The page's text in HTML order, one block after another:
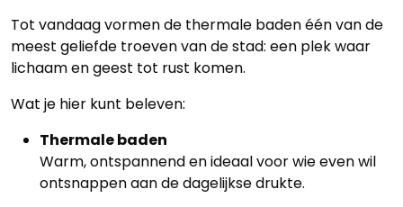
Tot vandaag vormen de thermale baden één van de
meest geliefde troeven van de stad: een plek waar
lichaam en geest tot rust komen.
Wat je hier kunt beleven:
Thermale baden
Warm, ontspannend en ideaal voor wie even wil
ontsnappen aan de dagelijkse drukte.